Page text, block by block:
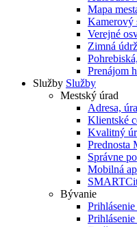
Mapa
Kamerový
Verejné
Zimná
Prenájom
Služby Služby
Mestský úrad
Adresa,
Klientské
Kvalitný
Prednosta
Správne
Mobilná
Bývanie